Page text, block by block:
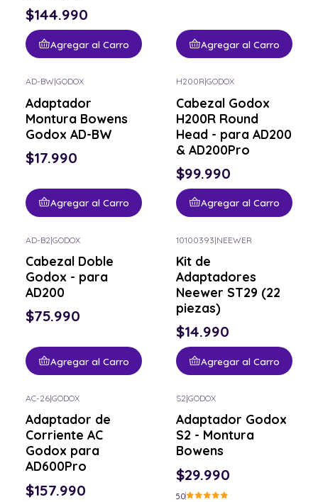
$144.990
Agregar al Carro Agregar al Carro
AD-BW|GODOX
Adaptador
Montura Bowens
Godox AD-BW
$17.990
Agregar al Carro
H200R|GODOX
Cabezal Godox
H200R Round
Head - para AD200
& AD200Pro
$99.990
Agregar al Carro
AD-B2|GODOX
Cabezal Doble
Godox - para
AD200
$75.990
Agregar al Carro
10100393|NEEWER
Kit de
Adaptadores
Neewer ST29 (22
piezas)
$14.990
Agregar al Carro
AC-26|GODOX
Adaptador de
Corriente AC
Godox para
AD600Pro
$157.990
S2|GODOX
Adaptador Godox
S2 - Montura
Bowens
$29.990
5.0